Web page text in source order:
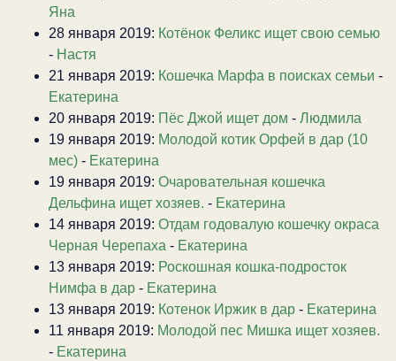
Яна
28 января 2019: Котёнок Феликс ищет свою семью
- Настя
21 января 2019: Кошечка Марфа в поисках семьи -
Екатерина
20 января 2019: Пёс Джой ищет дом - Людмила
19 января 2019: Молодой котик Орфей в дар (10
мес) - Екатерина
19 января 2019: Очаровательная кошечка
Дельфина ищет хозяев. - Екатерина
14 января 2019: Отдам годовалую кошечку окраса
Черная Черепаха - Екатерина
13 января 2019: Роскошная кошка-подросток
Нимфа в дар - Екатерина
13 января 2019: Котенок Иржик в дар - Екатерина
11 января 2019: Молодой пес Мишка ищет хозяев.
- Екатерина